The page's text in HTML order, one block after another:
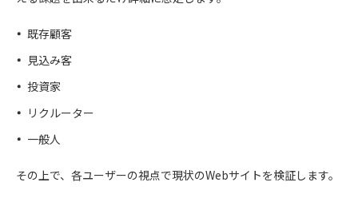
既存顧客
見込み客
投資家
リクルーター
一般人
その上で、各ユーザーの視点で現状のWebサイトを検証します。